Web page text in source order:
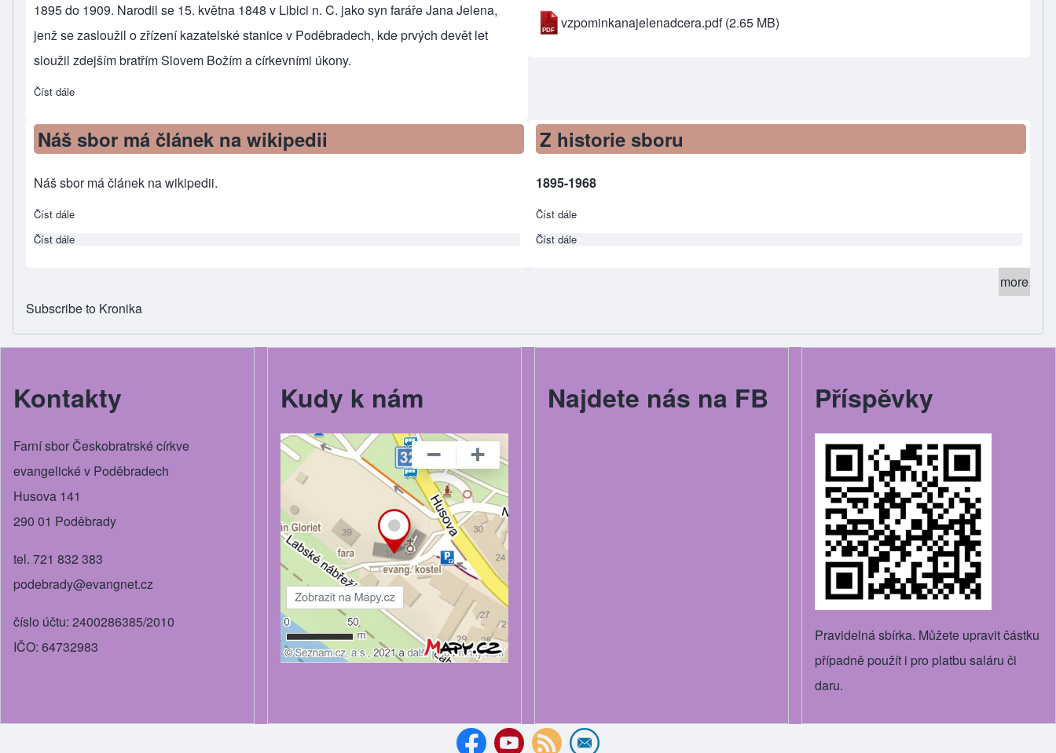
1895 do 1909. Narodil se 15. května 1848 v Libici n. C. jako syn faráře Jana Jelena,
jenž se zasloužil o zřízení kazatelské stanice v Poděbradech, kde prvých devět let
sloužil zdejším bratřím Slovem Božím a církevními úkony.
Číst dále
vzpominkanajelenadcera.pdf (2.65 MB)
Náš sbor má článek na wikipedii
Náš sbor má článek na wikipedii.
Číst dále
Číst dále
Z historie sboru
1895-1968
Číst dále
Číst dále
more
Subscribe to Kronika
Kontakty
Farní sbor Českobratrské církve
evangelické v Poděbradech
Husova 141
290 01 Poděbrady
tel. 721 832 383
podebrady@evangnet.cz
číslo účtu: 2400286385/2010
IČO: 64732983
Kudy k nám Najdete nás na FB Příspěvky
Pravidelná sbírka. Můžete upravit částku
případně použít i pro platbu saláru či
daru.